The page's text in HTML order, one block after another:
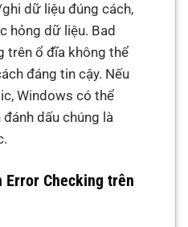
dữ liệu đúng cách,
hỏng dữ liệu. Bad
trên ổ đĩa không thể
đáng tin cậy. Nếu
Windows có thể
dấu chúng là
Error Checking trên